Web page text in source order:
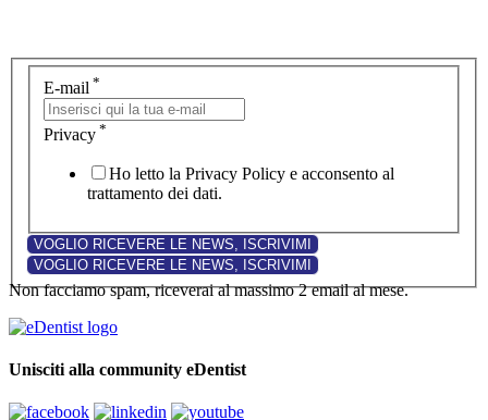
E-mail *
Privacy *
Ho letto la Privacy Policy e acconsento al
trattamento dei dati.
Non facciamo spam, riceverai al massimo 2 email al mese.
Unisciti alla community eDentist